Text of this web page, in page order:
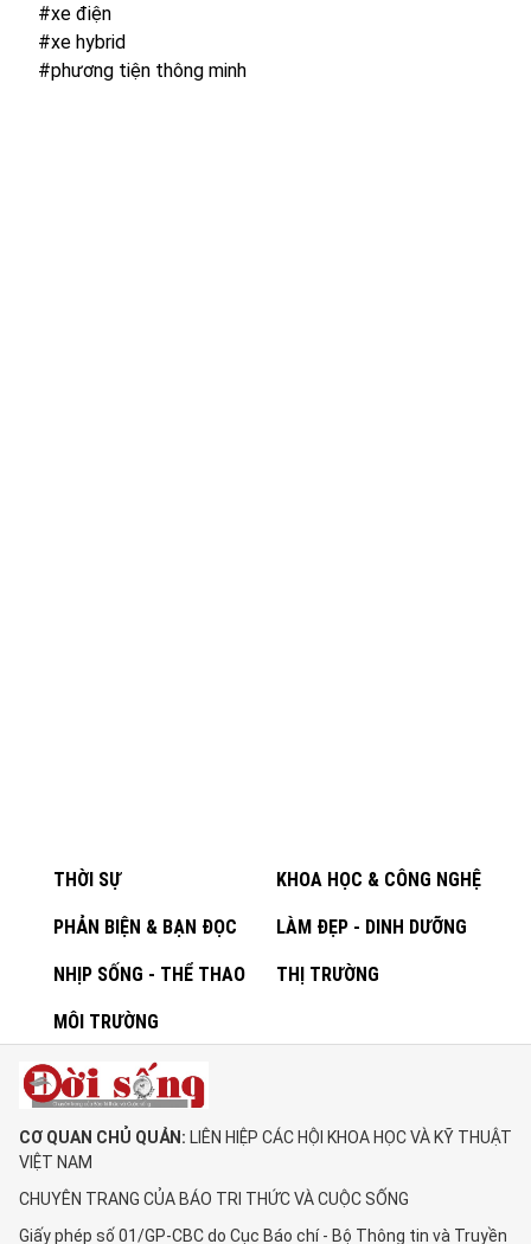
#xe điện
#xe hybrid
#phương tiện thông minh
THỜI SỰ KHOA HỌC & CÔNG NGHỆ
PHẢN BIỆN & BẠN ĐỌC LÀM ĐẸP - DINH DƯỠNG
NHỊP SỐNG - THỂ THAO THỊ TRƯỜNG
MÔI TRƯỜNG
CƠ QUAN CHỦ QUẢN: LIÊN HIỆP CÁC HỘI KHOA HỌC VÀ KỸ THUẬT
VIỆT NAM
CHUYÊN TRANG CỦA BÁO TRI THỨC VÀ CUỘC SỐNG
Giấy phép số 01/GP-CBC do Cục Báo chí - Bộ Thông tin và Truyền